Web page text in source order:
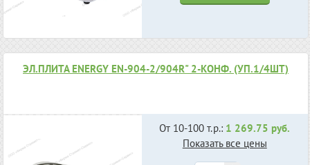
ЭЛ.ПЛИТА ENERGY EN-904-2/904R" 2-КОНФ. (УП.1/4ШТ)
От 10-100 т.р.: 1 269.75 руб.
Показать все цены